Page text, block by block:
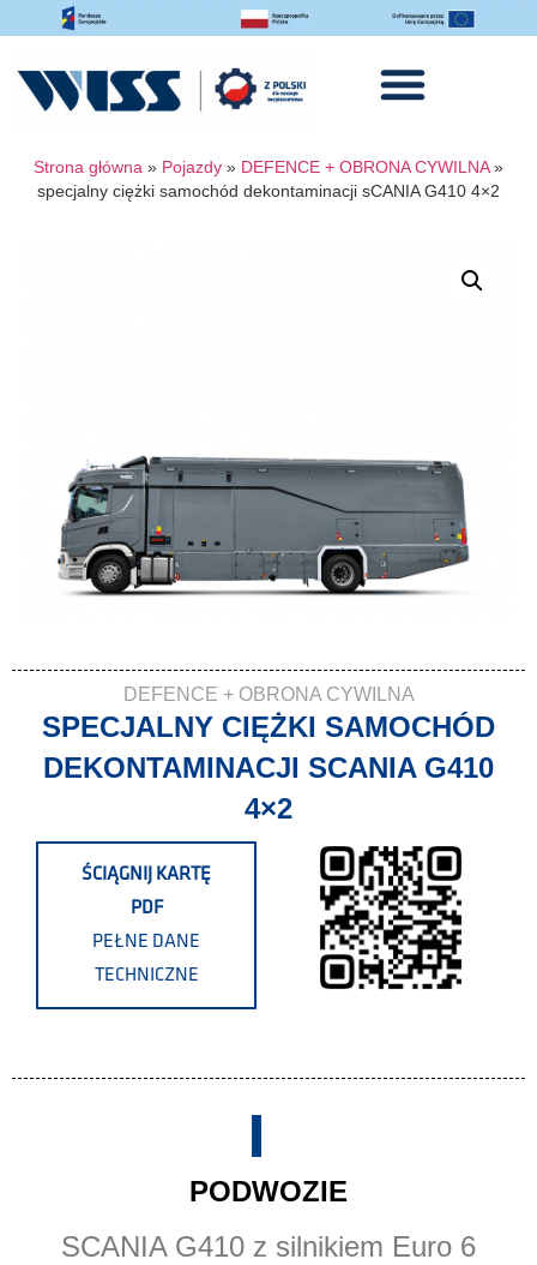
Strona główna » Pojazdy » DEFENCE + OBRONA CYWILNA»
specjalny ciężki samochód dekontaminacji sCANIA G410 4×2
DEFENCE + OBRONA CYWILNA
SPECJALNY CIĘŻKI SAMOCHÓD
DEKONTAMINACJI SCANIA G410
4×2
ŚCIĄGNIJ KARTĘ
PDF
PEŁNE DANE
TECHNICZNE
PODWOZIE
SCANIA G410 z silnikiem Euro 6